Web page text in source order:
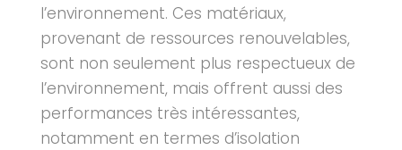
l’environnement. Ces matériaux,
provenant de ressources renouvelables,
sont non seulement plus respectueux de
l’environnement, mais offrent aussi des
performances très intéressantes,
notamment en termes d’isolation